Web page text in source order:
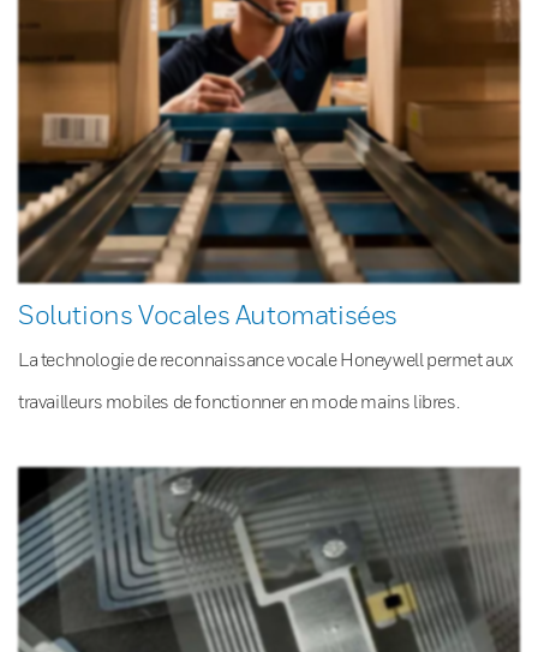
Solutions Vocales Automatisées
La technologie de reconnaissance vocale Honeywell permet aux
travailleurs mobiles de fonctionner en mode mains libres.